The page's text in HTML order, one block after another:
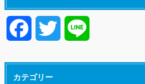
c
カテゴリー